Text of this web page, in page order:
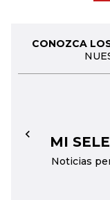
CONOZCA
MI
Noticias
←